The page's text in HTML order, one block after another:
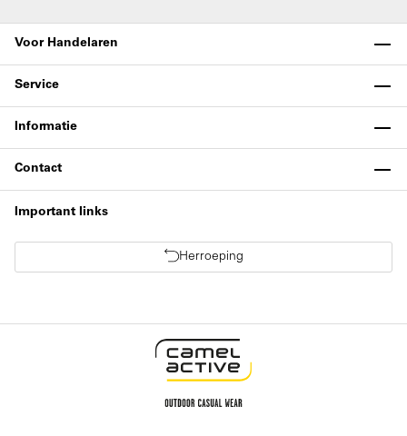
Voor Handelaren
Service
Informatie
Contact
Important links
Herroeping